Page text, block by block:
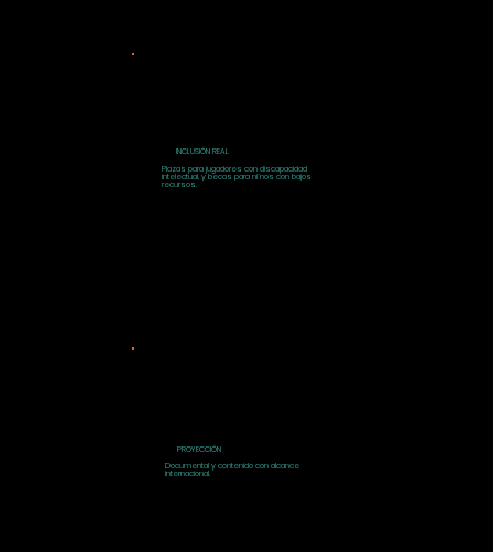
INCLUSIÓN REAL
Plazas para jugadores con discapacidad
intelectual, y becas para ni˜nos con bajos
recursos.
PROYECCIÓN
Documental y contenido con alcance
internacional.